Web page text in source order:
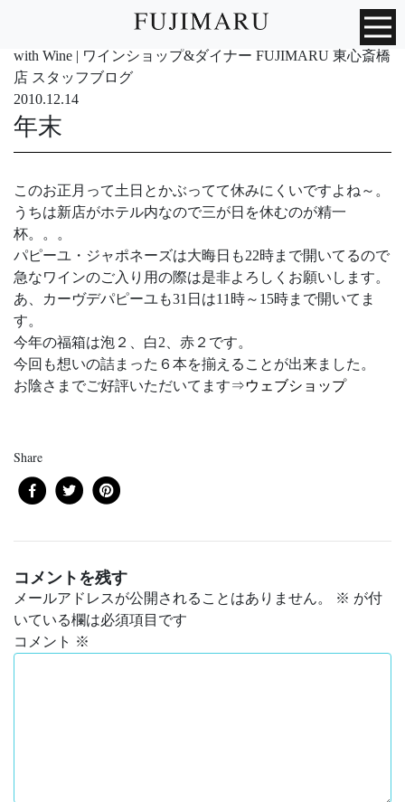
with Wine | ワインショップ&ダイナー FUJIMARU 東心斎橋
店 スタッフブログ
2010.12.14
年末
このお正月って土日とかぶってて休みにくいですよね～。
うちは新店がホテル内なので三が日を休むのが精一
杯。。。
パピーユ・ジャポネーズは大晦日も22時まで開いてるので
急なワインのご入り用の際は是非よろしくお願いします。
あ、カーヴデパピーユも31日は11時～15時まで開いてま
す。
今年の福箱は泡２、白2、赤２です。
今回も想いの詰まった６本を揃えることが出来ました。
お陰さまでご好評いただいてます⇒ウェブショップ
Share
コメントを残す
メールアドレスが公開されることはありません。 ※ が付
いている欄は必須項目です
コメント ※